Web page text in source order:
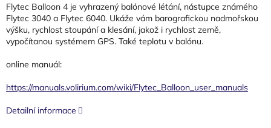
Flytec Balloon 4 je vyhrazený balónové létání, nástupce známého
Flytec 3040 a Flytec 6040. Ukáže vám barografickou nadmořskou
výšku, rychlost stoupání a klesání, jakož i rychlost země,
vypočítanou systémem GPS. Také teplotu v balónu.
online manuál:
https://manuals.volirium.com/wiki/Flytec_Balloon_user_manuals
Detailní informace